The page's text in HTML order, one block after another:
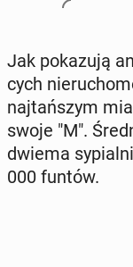
Jak po­ka­zu­ją
cych
naj­tań­szym
swoje "M".
dwiema
000 funtów.